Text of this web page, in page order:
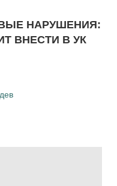
НАРУШЕНИЯ:
ВНЕСТИ В УК